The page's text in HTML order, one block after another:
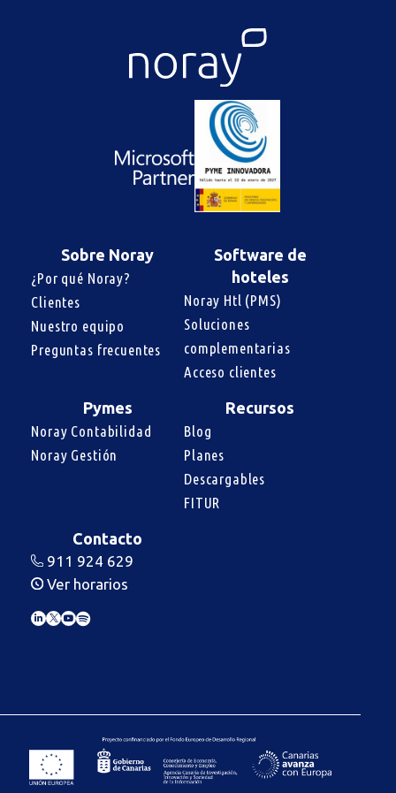
Sobre Noray
¿Por qué Noray?
Clientes
Nuestro equipo
Preguntas frecuentes
Software de
hoteles
Noray Htl (PMS)
Soluciones
complementarias
Acceso clientes
Pymes
Noray Contabilidad
Noray Gestión
Recursos
Blog
Planes
Descargables
FITUR
Contacto
Ver horarios
911 924 629